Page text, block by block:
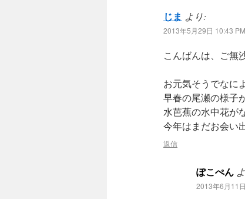
じま より:
2013年5月29日 10:43 PM
こんばんは、ご無
お元気そうでなに
早春の尾瀬の様子
水芭蕉の水中花が
今年はまだお会い
返信
ぽこぺん
2013年6月11